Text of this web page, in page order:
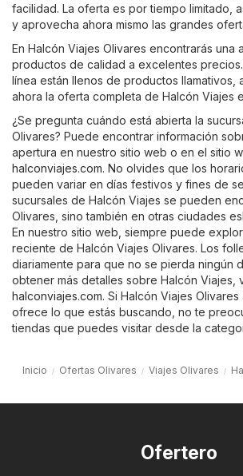
facilidad. La oferta es por tiempo limitado,
y aprovecha ahora mismo las grandes
En Halcón Viajes Olivares encontrarás una
productos de calidad a excelentes
línea están llenos de productos llamativos,
ahora la oferta completa de Halcón Viajes
¿Se pregunta cuándo está abierta la
Olivares? Puede encontrar información
apertura en nuestro sitio web o en el sitio
halconviajes.com. No olvides que los
pueden variar en días festivos y fines de
sucursales de Halcón Viajes se pueden
Olivares, sino también en otras ciudades
En nuestro sitio web, siempre puede
reciente de Halcón Viajes Olivares. Los
diariamente para que no se pierda ningún
obtener más detalles sobre Halcón Viajes,
halconviajes.com. Si Halcón Viajes
ofrece lo que estás buscando, no te
tiendas que puedes visitar desde la
Inicio Ofertas Olivares Viajes Olivares
Ofertero